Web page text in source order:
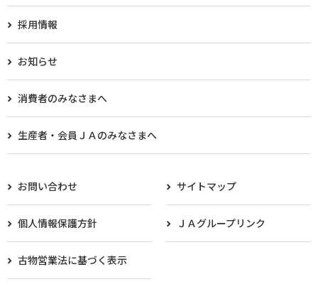
採用情報
お知らせ
消費者のみなさまへ
生産者・会員ＪＡのみなさまへ​
お問い合わせ サイトマップ
個人情報保護方針 ＪＡグループリンク
古物営業法に基づく表示